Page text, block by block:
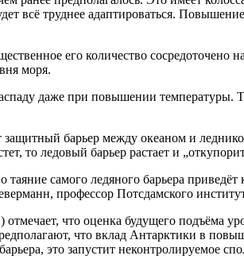
всё труднее адаптироваться.
его количество сосредоточено
моря.
даже при повышении температуры.
защитный барьер между океаном и
то ледовый барьер растает и
самого ледяного барьера
профессор Потсдамского
что оценка будущего подъёма
что вклад Антарктики в
это запустит неконтролируемое